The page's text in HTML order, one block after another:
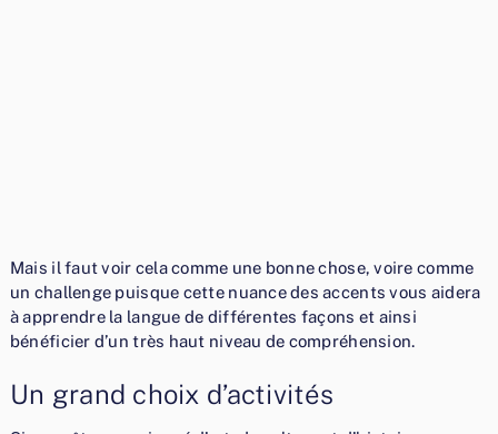
Mais il faut voir cela comme une bonne chose, voire comme
un challenge puisque cette nuance des accents vous aidera
à apprendre la langue de différentes façons et ainsi
bénéficier d’un très haut niveau de compréhension.
Un grand choix d’activités